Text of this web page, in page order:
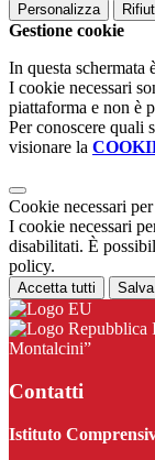
Personalizza
Gestione cookie
In questa schermata
I cookie necessari
piattaforma e non è
Per conoscere quali
visionare la
Cookie necessari
I cookie necessari
disabilitati. È
policy.
Accetta tutti
Montalcini”
Contatti
Istituto